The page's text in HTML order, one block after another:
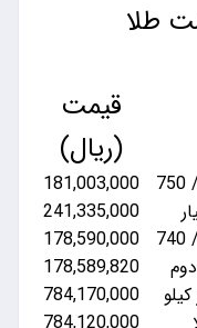
طلا
قیمت
(ریال)
181,003,000
241,335,000
178,590,000
178,589,820
784,170,000